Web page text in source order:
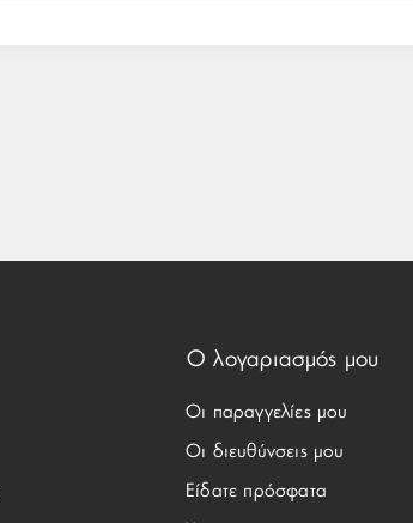
Ο λογαριασμός μου
Οι παραγγελίες μου
Οι διευθύνσεις μου
Είδατε πρόσφατα